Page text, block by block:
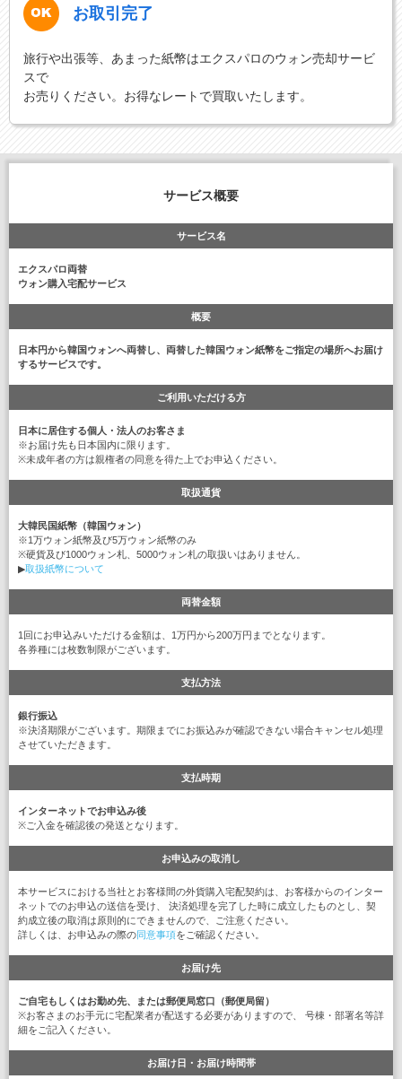
お取引完了
旅行や出張等、あまった紙幣はエクスパロのウォン売却サービ
スで
お売りください。お得なレートで買取いたします。
サービス概要
サービス名
エクスパロ両替
ウォン購入宅配サービス
概要
日本円から韓国ウォンへ両替し、両替した韓国ウォン紙幣をご指定の場所へお届け
するサービスです。
ご利用いただける方
日本に居住する個人・法人のお客さま
※お届け先も日本国内に限ります。
※未成年者の方は親権者の同意を得た上でお申込ください。
取扱通貨
大韓民国紙幣（韓国ウォン）
※1万ウォン紙幣及び5万ウォン紙幣のみ
※硬貨及び1000ウォン札、5000ウォン札の取扱いはありません。
▶取扱紙幣について
両替金額
1回にお申込みいただける金額は、1万円から200万円までとなります。
各券種には枚数制限がございます。
支払方法
銀行振込
※決済期限がございます。期限までにお振込みが確認できない場合キャンセル処理
させていただきます。
支払時期
インターネットでお申込み後
※ご入金を確認後の発送となります。
お申込みの取消し
本サービスにおける当社とお客様間の外貨購入宅配契約は、お客様からのインター
ネットでのお申込の送信を受け、 決済処理を完了した時に成立したものとし、契
約成立後の取消は原則的にできませんので、ご注意ください。
詳しくは、お申込みの際の同意事項をご確認ください。
お届け先
ご自宅もしくはお勤め先、または郵便局窓口（郵便局留）
※お客さまのお手元に宅配業者が配送する必要がありますので、 号棟・部署名等詳
細をご記入ください。
お届け日・お届け時間帯